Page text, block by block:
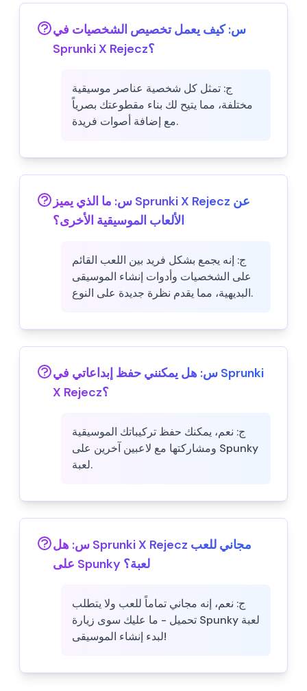
س:كيف يعمل تخصيص الشخصيات في
Sprunki X Rejecz؟
ج: تمثل كل شخصية عناصر موسيقية
مختلفة، مما يتيح لك بناء مقطوعتك بصرياً
مع إضافة أصوات فريدة.
س: ما الذي يميز Sprunki X Rejecz عن
الألعاب الموسيقية الأخرى؟
ج: إنه يجمع بشكل فريد بين اللعب القائم
على الشخصيات وأدوات إنشاء الموسيقى
البديهية، مما يقدم نظرة جديدة على النوع.
س: هل يمكنني حفظ إبداعاتي في Sprunki
X Rejecz؟
ج: نعم، يمكنك حفظ تركيباتك الموسيقية
ومشاركتها مع لاعبين آخرين على Spunky
لعبة.
س: هل Sprunki X Rejecz مجاني للعب
على Spunky لعبة؟
ج: نعم، إنه مجاني تماماً للعب ولا يتطلب
تحميل - ما عليك سوى زيارة Spunky لعبة
لبدء إنشاء الموسيقى!